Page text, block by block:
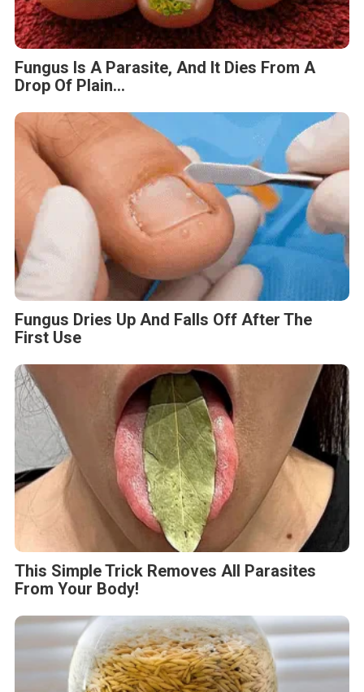
Fungus Is A Parasite, And It Dies From A
Drop Of Plain...
Fungus Dries Up And Falls Off After The
First Use
This Simple Trick Removes All Parasites
From Your Body!